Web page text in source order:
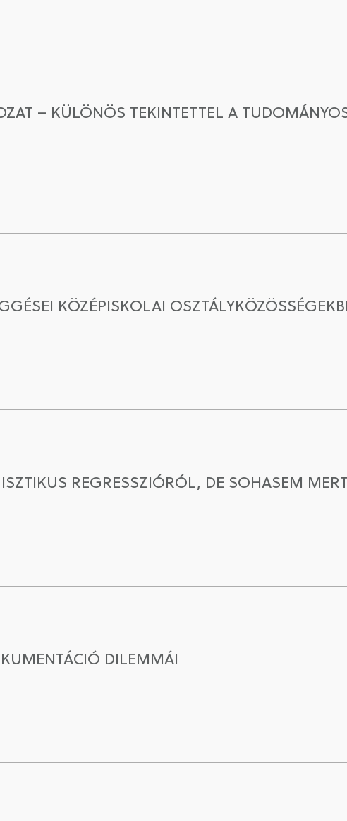
– KÜLÖNÖS TEKINTETTEL A
KÖZÉPISKOLAI
REGRESSZIÓRÓL, DE SOHASEM
DILEMMÁI